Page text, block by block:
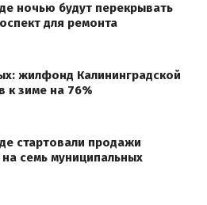
ночью будут перекрывать
для ремонта
жилфонд Калининградской
к зиме на 76%
стартовали продажи
семь муниципальных